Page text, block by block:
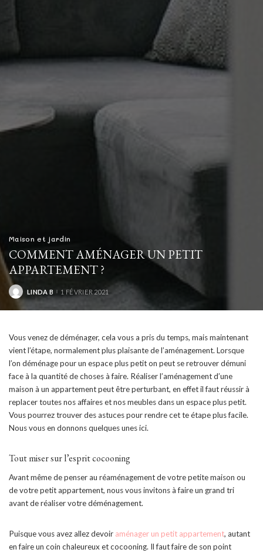
Maison et jardin
COMMENT AMÉNAGER UN PETIT
APPARTEMENT ?
POSTED
BY
LINDA B 1 FÉVRIER 2021
Vous venez de déménager, cela vous a pris du temps, mais maintenant
vient l’étape, normalement plus plaisante de l’aménagement. Lorsque
l’on déménage pour un espace plus petit on peut se retrouver démuni
face à la quantité de choses à faire. Réaliser l’aménagement d’une
maison à un appartement peut être perturbant, en effet il faut réussir à
replacer toutes nos affaires et nos meubles dans un espace plus petit.
Vous pourrez trouver des astuces pour rendre cet te étape plus facile.
Nous vous en donnons quelques unes ici.
Tout miser sur l’esprit cocooning
Avant même de penser au réaménagement de votre petite maison ou
de votre petit appartement, nous vous invitons à faire un grand tri
avant de réaliser votre déménagement.
Puisque vous avez allez devoir aménager un petit appartement, autant
en faire un coin chaleureux et cocooning. Il faut faire de son point